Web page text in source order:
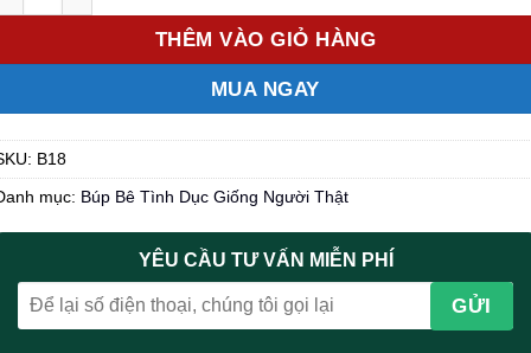
THÊM VÀO GIỎ HÀNG
MUA NGAY
B18
mục: Búp Bê Tình Dục Giống Người Thật
YÊU CẦU TƯ VẤN MIỄN PHÍ